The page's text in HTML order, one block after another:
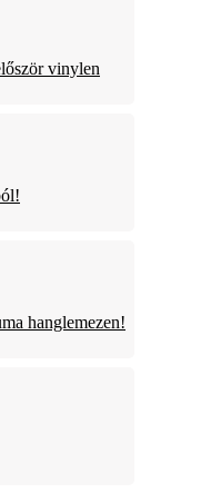
vinylen
hanglemezen!